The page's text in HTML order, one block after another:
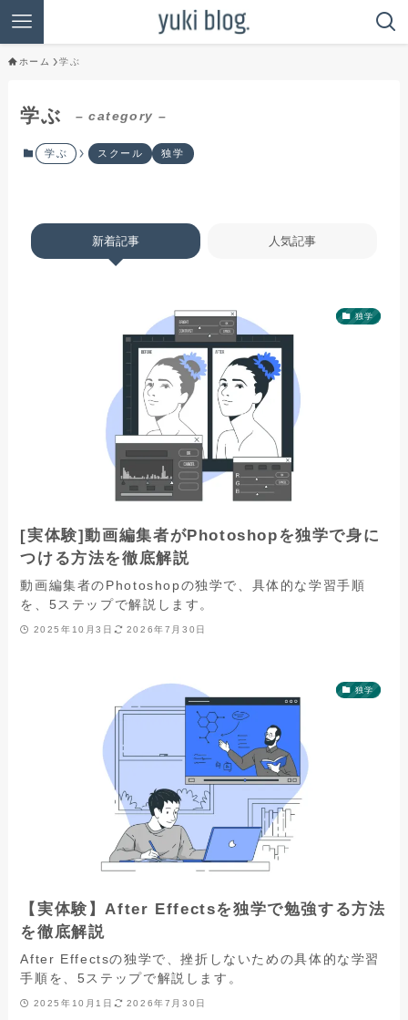
ホーム 学ぶ
学ぶ – category –
学ぶ スクール 独学
新着記事 人気記事
独学
[実体験]動画編集者がPhotoshopを独学で身に
つける方法を徹底解説
動画編集者のPhotoshopの独学で、具体的な学習手順
を、5ステップで解説します。
2025年10月3日 2026年7月30日
独学
【実体験】After Effectsを独学で勉強する方法
を徹底解説
After Effectsの独学で、挫折しないための具体的な学習
手順を、5ステップで解説します。
2025年10月1日 2026年7月30日